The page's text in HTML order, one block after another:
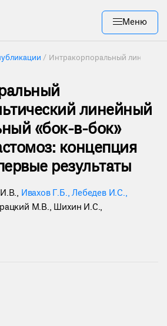
Меню
Интракорпоральный линейный
линейный
«бок-в-бок»
концепция
результаты
, Ивахов Г.Б.,Лебедев И.С.,
М.В., Шихин И.С.,